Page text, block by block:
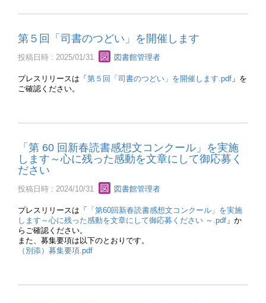
第５回「司書のつどい」を開催します
投稿日時 : 2025/01/31 図書館管理者
プレスリリースは「 第５回「司書のつどい」を開催します.pdf 」を
ご確認ください。
「第 60 回新春読書感想文コンクール」を実施
します～心に残った感動を文章にして御応募く
ださい
投稿日時 : 2024/10/31 図書館管理者
プレスリリースは「
「第60回新春読書感想文コンクール」を実施
します～心に残った感動を文章にして御応募ください ～.pdf 」か
らご確認ください。
また、募集要項は以下のとおりです。
（別添）募集要項.pdf